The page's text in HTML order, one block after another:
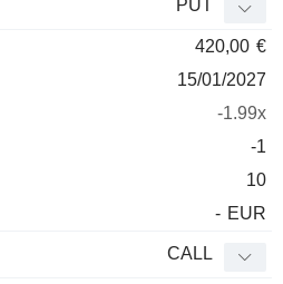
PUT
420,00 €
15/01/2027
-1.99x
-1
10
- EUR
CALL